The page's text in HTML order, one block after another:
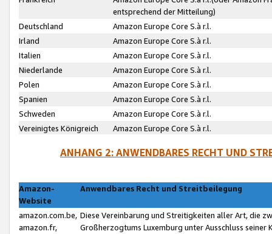
entsprechend der Mitteilung)
Deutschland
Amazon Europe Core S.à r.l.
Irland
Amazon Europe Core S.à r.l.
Italien
Amazon Europe Core S.à r.l.
Niederlande
Amazon Europe Core S.à r.l.
Polen
Amazon Europe Core S.à r.l.
Spanien
Amazon Europe Core S.à r.l.
Schweden
Amazon Europe Core S.à r.l.
Vereinigtes Königreich
Amazon Europe Core S.à r.l.
ANHANG 2: ANWENDBARES RECHT UND
Amazon-
Website
Anwendbares Recht und Streitbeilegung
amazon.com.be,
amazon.fr,
Diese Vereinbarung und Streitigkeiten aller Art, die
Großherzogtums Luxemburg unter Ausschluss